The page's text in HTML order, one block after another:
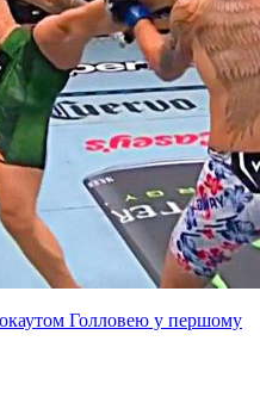
Голловею у першому